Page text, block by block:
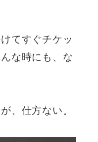
てすぐチケッ
な時にも、な
、仕方ない。